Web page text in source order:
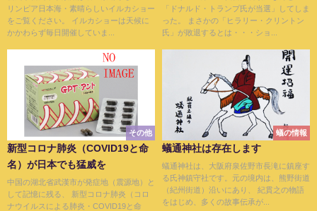
リンピア日本海・素晴らしいイルカショー
をご覧ください。 イルカショーは天候に
かかわらず毎日開催していま...
「ドナルド・トランプ氏が当選」してしま
った。 まさかの「ヒラリー・クリントン
氏」が敗退するとは・・・ショ...
その他
新型コロナ肺炎（COVID19と命
名）が日本でも猛威を
中国の湖北省武漢市が発症地（震源地）と
して記憶に残る、 新型コロナ肺炎（コロ
ナウイルスによる肺炎・COVID19と命
蟻の情報
蟻通神社は存在します
蟻通神社は、大阪府泉佐野市長滝に鎮座す
る氏神鎮守社です。元の境内は、熊野街道
（紀州街道）沿いにあり、 紀貫之の物語
をはじめ、多くの故事伝承が...